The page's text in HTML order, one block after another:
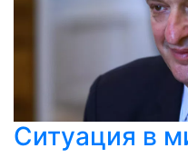
Ситуация в